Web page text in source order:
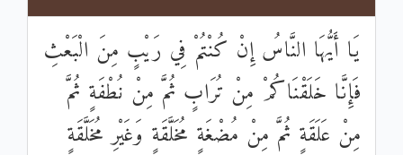
يَا أَيُّهَا النَّاسُ إِنْ كُنْتُمْ فِي رَيْبٍ مِنَ الْبَعْثِ
فَإِنَّا خَلَقْنَاكُمْ مِنْ تُرَابٍ ثُمَّ مِنْ نُطْفَةٍ ثُمَّ
مِنْ عَلَقَةٍ ثُمَّ مِنْ مُضْغَةٍ مُخَلَّقَةٍ وَغَيْرِ مُخَلَّقَةٍ